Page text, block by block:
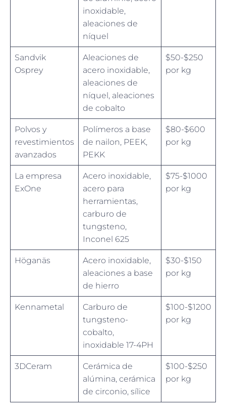
inoxidable,
aleaciones de
níquel
Sandvik
Osprey
Aleaciones de
acero inoxidable,
aleaciones de
níquel, aleaciones
de cobalto
$50-$250
por kg
Polvos y
revestimientos
avanzados
Polímeros a base
de nailon, PEEK,
PEKK
$80-$600
por kg
La empresa
ExOne
Acero inoxidable,
acero para
herramientas,
carburo de
tungsteno,
Inconel 625
$75-$1000
por kg
Höganäs
Acero inoxidable,
aleaciones a base
de hierro
$30-$150
por kg
Kennametal
Carburo de
tungsteno-
cobalto,
inoxidable 17-4PH
$100-$1200
por kg
3DCeram
Cerámica de
alúmina, cerámica
de circonio, sílice
$100-$250
por kg